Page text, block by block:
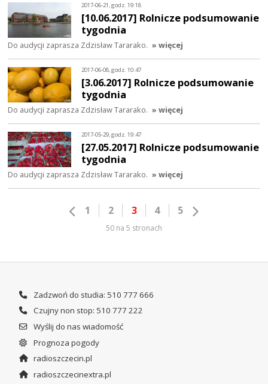
2017-06-21, godz. 19:18
[10.06.2017] Rolnicze podsumowanie
tygodnia
Do audycji zaprasza Zdzisław Tararako. » więcej
2017-06-08, godz. 10:47
[3.06.2017] Rolnicze podsumowanie
tygodnia
Do audycji zaprasza Zdzisław Tararako. » więcej
2017-05-29, godz. 19:47
[27.05.2017] Rolnicze podsumowanie
tygodnia
Do audycji zaprasza Zdzisław Tararako. » więcej
1 2 3 4 5
50 na 5 stronach
Zadzwoń do studia: 510 777 666
Czujny non stop: 510 777 222
Wyślij do nas wiadomość
Prognoza pogody
radioszczecin.pl
radioszczecinextra.pl